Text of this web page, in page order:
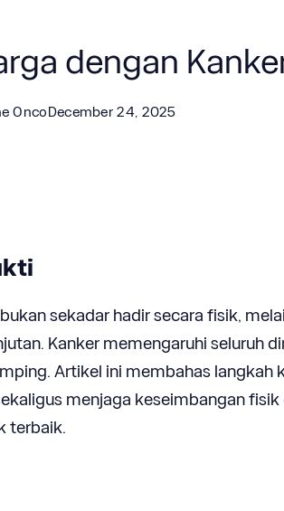
dengan
Onco December 24, 2025
sekadar hadir secara fisik,
Kanker memengaruhi seluruh
Artikel ini membahas langkah
menjaga keseimbangan fisik
terbaik.